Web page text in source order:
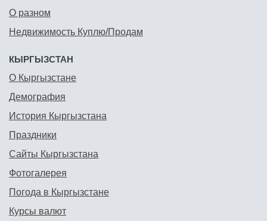
О разном
Недвижимость Куплю/Продам
КЫРГЫЗСТАН
О Кыргызстане
Демография
История Кыргызстана
Праздники
Сайты Кыргызстана
Фотогалерея
Погода в Кыргызстане
Курсы валют